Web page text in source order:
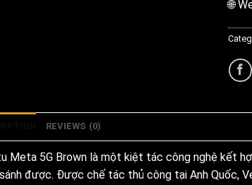
🌐
REVIEWS (0)
Meta 5G Brown là một kiệt tác công nghệ kết
được. Được chế tác thủ công tại Anh Quốc,